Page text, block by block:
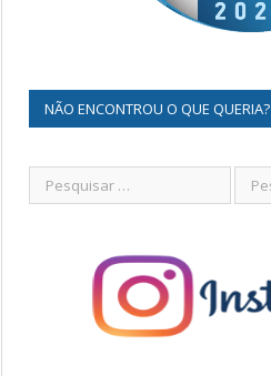
NÃO ENCONTROU O QUE QUERIA?